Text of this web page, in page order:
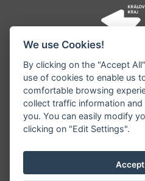
©1996 - 2026 Všechna
zveřejňovaných
We use Cookies!
By clicking on the "Accept
use of cookies to enable us
comfortable browsing
collect traffic information
you. You can easily modify
clicking on "Edit Settings".